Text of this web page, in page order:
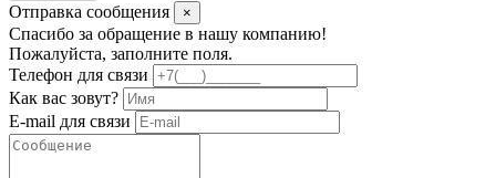
Отправка сообщения ×
Спасибо за обращение в нашу компанию!
Пожалуйста, заполните поля.
Телефон для связи
Как вас зовут?
E-mail для связи